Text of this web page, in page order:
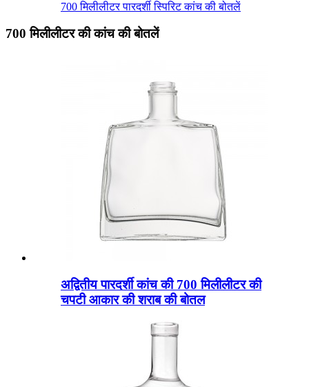
700 मिलीलीटर पारदर्शी स्पिरिट कांच की बोतलें
700 मिलीलीटर की कांच की बोतलें
अद्वितीय पारदर्शी कांच की 700 मिलीलीटर की
चपटी आकार की शराब की बोतल